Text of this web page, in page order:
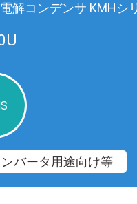
解コンデンサ KMHシ
バータ用途向け等